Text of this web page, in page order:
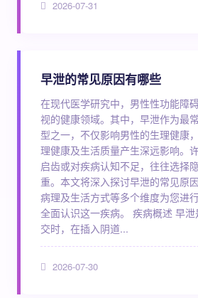
2026-07-31
早泄的常见原因有哪些
在现代医学研究中，男性性功能障
视的健康领域。其中，早泄作为最
型之一，不仅影响男性的生理健康
理健康及生活质量产生深远影响。
启齿或对疾病认知不足，往往选择
重。本文将深入探讨早泄的常见原
病理及生活方式等多个维度为您进
全面认识这一疾病。 疾病概述 早
交时，在插入阴道...
2026-07-30